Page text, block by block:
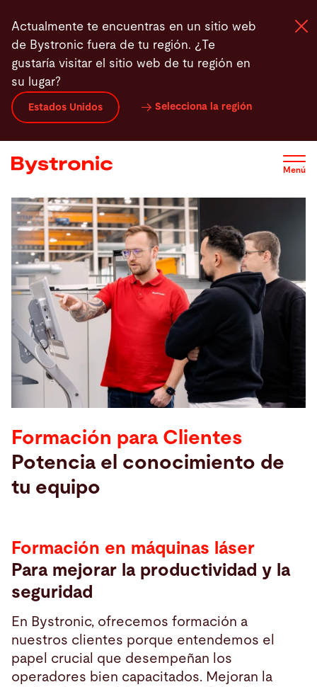
contenido
principal
Actualmente te encuentras en un sitio web
de Bystronic fuera de tu región. ¿Te
gustaría visitar el sitio web de tu región en
su lugar?
Estados Unidos Selecciona la región
Menú
Máquinas y Software
Servicios
Sala de prensa
Empresa
Buscar
Vietnam · Español Contacto myBystronic
Formación para Clientes
Potencia el conocimiento de
tu equipo
Formación en máquinas láser
Para mejorar la productividad y la
seguridad
En Bystronic, ofrecemos formación a
nuestros clientes porque entendemos el
papel crucial que desempeñan los
operadores bien capacitados. Mejoran la